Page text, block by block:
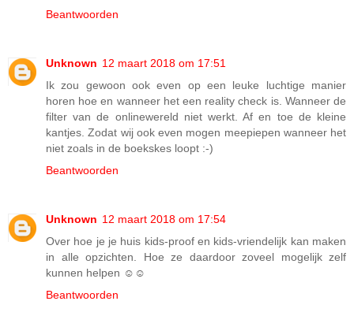
Beantwoorden
Unknown 12 maart 2018 om 17:51
Ik zou gewoon ook even op een leuke luchtige manier
horen hoe en wanneer het een reality check is. Wanneer de
filter van de onlinewereld niet werkt. Af en toe de kleine
kantjes. Zodat wij ook even mogen meepiepen wanneer het
niet zoals in de boekskes loopt :-)
Beantwoorden
Unknown 12 maart 2018 om 17:54
Over hoe je je huis kids-proof en kids-vriendelijk kan maken
in alle opzichten. Hoe ze daardoor zoveel mogelijk zelf
kunnen helpen ☺️☺️
Beantwoorden